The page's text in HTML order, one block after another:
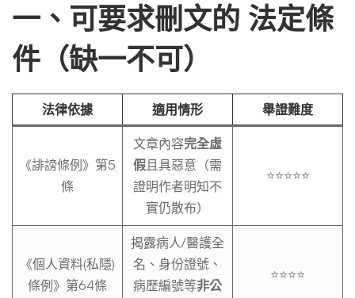
糾
紛
的
文
章？
一、可要求刪文的 法定條
件 （缺一不可）
法律依據 適用情形 舉證難度
《誹謗條例》第5
條
文章內容完全虛
假 且具惡意（需
證明作者明知不
實仍散布）
⭐⭐⭐⭐⭐
《個人資料(私隱)
條例》第64條
揭露病人/醫護全
名、身份證號、
病歷編號等非公
⭐⭐⭐⭐